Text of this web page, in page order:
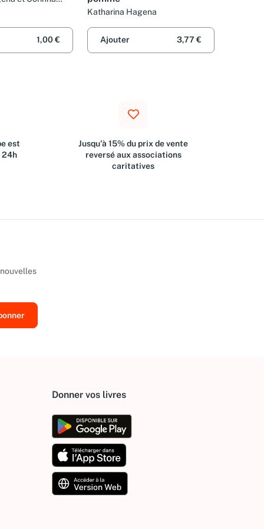
1,00 €
Katharina Hagena
Ajouter 3,77 €
est
24h
Jusqu'à 15% du prix de vente
reversé aux associations
caritatives
Donner vos livres